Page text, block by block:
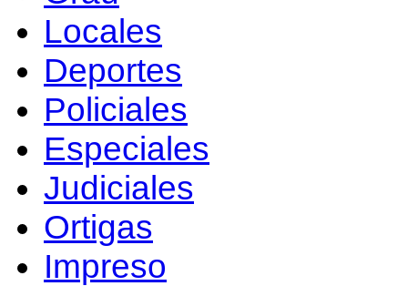
Locales
Deportes
Policiales
Especiales
Judiciales
Ortigas
Impreso